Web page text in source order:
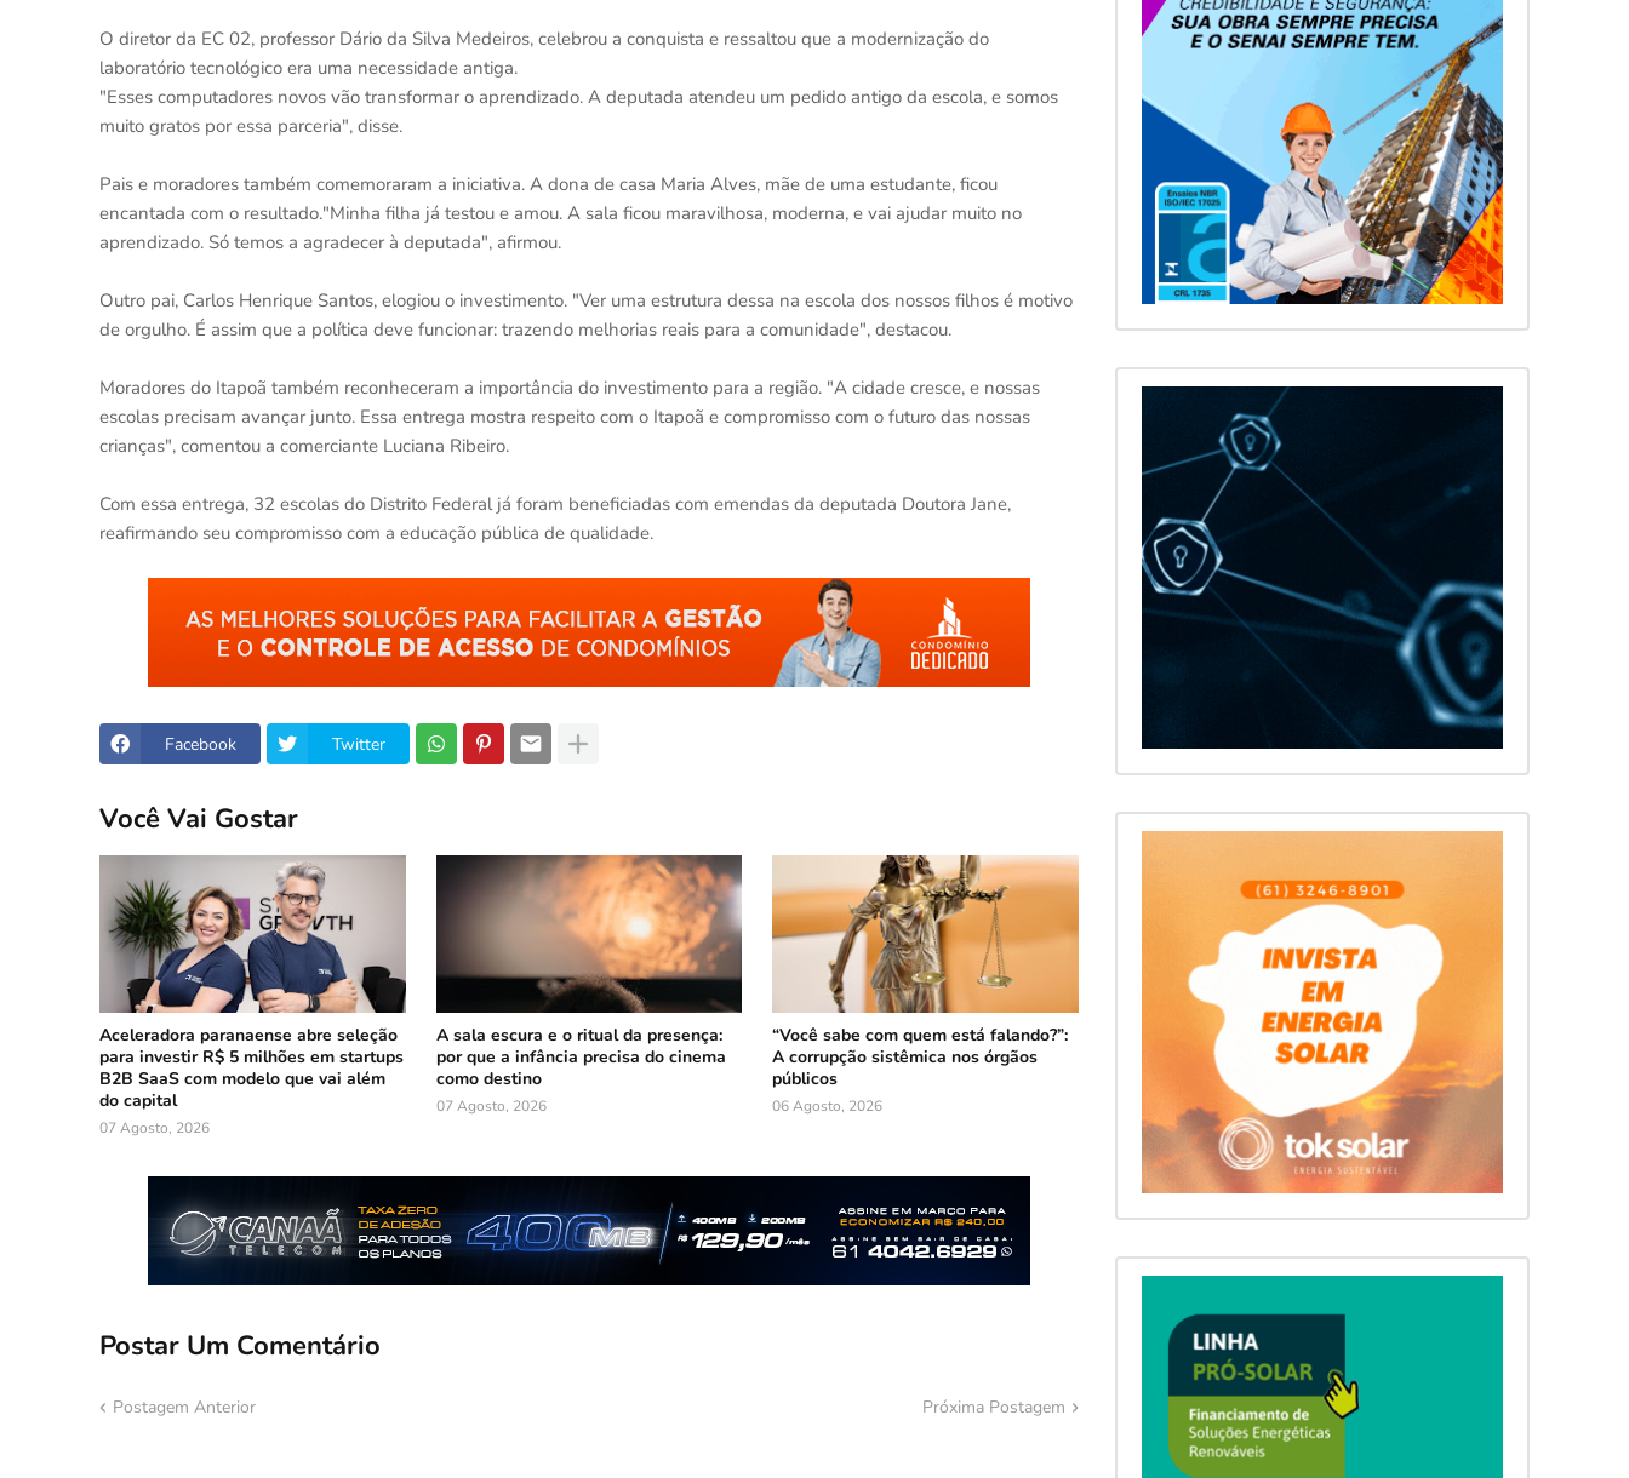
O diretor da EC 02, professor Dário da Silva Medeiros, celebrou a conquista e ressaltou que a modernização do
laboratório tecnológico era uma necessidade antiga.
"Esses computadores novos vão transformar o aprendizado. A deputada atendeu um pedido antigo da escola, e somos
muito gratos por essa parceria", disse.
Pais e moradores também comemoraram a iniciativa. A dona de casa Maria Alves, mãe de uma estudante, ficou
encantada com o resultado."Minha filha já testou e amou. A sala ficou maravilhosa, moderna, e vai ajudar muito no
aprendizado. Só temos a agradecer à deputada", afirmou.
Outro pai, Carlos Henrique Santos, elogiou o investimento. "Ver uma estrutura dessa na escola dos nossos filhos é motivo
de orgulho. É assim que a política deve funcionar: trazendo melhorias reais para a comunidade", destacou.
Moradores do Itapoã também reconheceram a importância do investimento para a região. "A cidade cresce, e nossas
escolas precisam avançar junto. Essa entrega mostra respeito com o Itapoã e compromisso com o futuro das nossas
crianças", comentou a comerciante Luciana Ribeiro.
Com essa entrega, 32 escolas do Distrito Federal já foram beneficiadas com emendas da deputada Doutora Jane,
reafirmando seu compromisso com a educação pública de qualidade.
Facebook Twitter
Você Vai Gostar
Aceleradora paranaense abre seleção
para investir R$ 5 milhões em startups
B2B SaaS com modelo que vai além
do capital
07 Agosto, 2026
A sala escura e o ritual da presença:
por que a infância precisa do cinema
como destino
07 Agosto, 2026
“Você sabe com quem está falando?”:
A corrupção sistêmica nos órgãos
públicos
06 Agosto, 2026
Postar Um Comentário
Postagem Anterior Próxima Postagem